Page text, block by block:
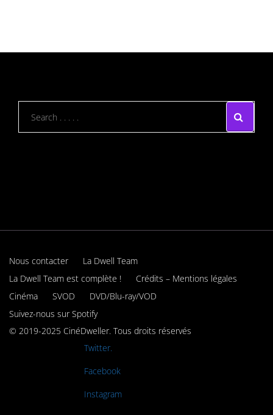
Nous contacter
La Dwell Team
La Dwell Team est complète !
Crédits – Mentions légales
Cinéma
SVOD
DVD/Blu-ray/VOD
Suivez-nous sur Spotify
© 2019-2025 CinéDweller. Tous droits réservés
Twitter.
Facebook
Instagram